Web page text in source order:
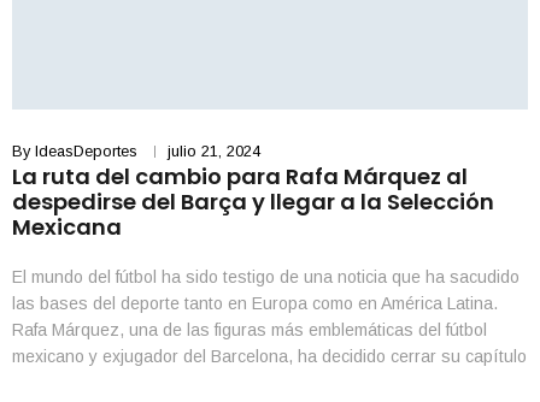
By IdeasDeportes julio 21, 2024
La ruta del cambio para Rafa Márquez al
despedirse del Barça y llegar a la Selección
Mexicana
El mundo del fútbol ha sido testigo de una noticia que ha sacudido
las bases del deporte tanto en Europa como en América Latina.
Rafa Márquez, una de las figuras más emblemáticas del fútbol
mexicano y exjugador del Barcelona, ha decidido cerrar su capítulo